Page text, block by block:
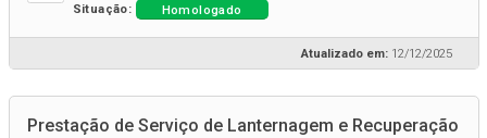
Situação:
Homologado
Atualizado em: 12/12/2025
Prestação de Serviço de Lanternagem e Recuperação